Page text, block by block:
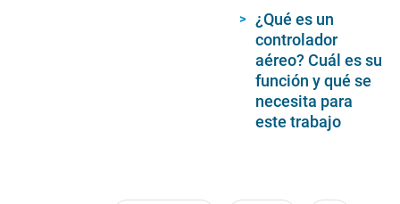
¿Qué es un
controlador
aéreo? Cuál es su
función y qué se
necesita para
este trabajo